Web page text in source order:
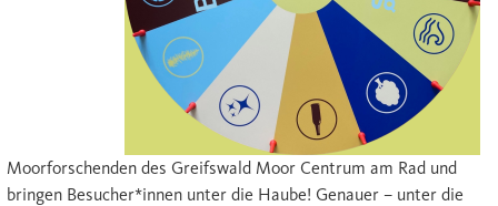
Moorforschenden des Greifswald Moor Centrum am Rad und
bringen Besucher*innen unter die Haube! Genauer – unter die